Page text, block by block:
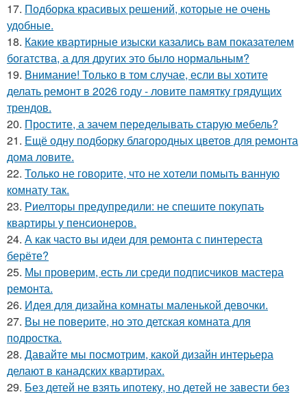
17. Подборка красивых решений, которые не очень
удобные.
18. Какие квартирные изыски казались вам показателем
богатства, а для других это было нормальным?
19. Внимание! Только в том случае, если вы хотите
делать ремонт в 2026 году - ловите памятку грядущих
трендов.
20. Простите, а зачем переделывать старую мебель?
21. Ещё одну подборку благородных цветов для ремонта
дома ловите.
22. Только не говорите, что не хотели помыть ванную
комнату так.
23. Риелторы предупредили: не спешите покупать
квартиры у пенсионеров.
24. А как часто вы идеи для ремонта с пинтереста
берёте?
25. Мы проверим, есть ли среди подписчиков мастера
ремонта.
26. Идея для дизайна комнаты маленькой девочки.
27. Вы не поверите, но это детская комната для
подростка.
28. Давайте мы посмотрим, какой дизайн интерьера
делают в канадских квартирах.
29. Без детей не взять ипотеку, но детей не завести без